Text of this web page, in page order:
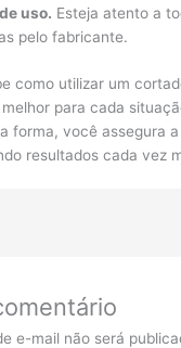
uso. Esteja atento a
pelo fabricante.
como utilizar um
para cada
forma, você assegura
resultados cada vez
e-mail não será